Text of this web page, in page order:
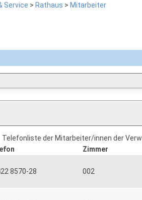
Service > Rathaus > Mitarbeiter
Telefonliste der Mitarbeiter/innen der
Zimmer
8570-28
002